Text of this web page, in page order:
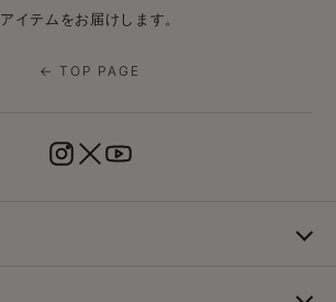
アイテムをお届けします。
← TOP PAGE